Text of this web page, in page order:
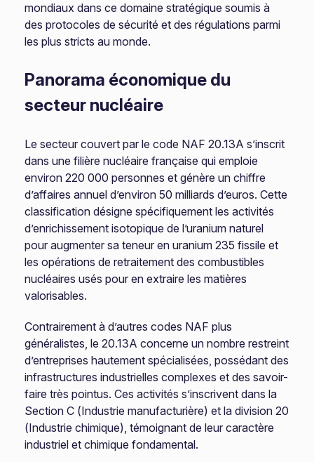
mondiaux dans ce domaine stratégique soumis à
des protocoles de sécurité et des régulations parmi
les plus stricts au monde.
Panorama économique du
secteur nucléaire
Le secteur couvert par le code NAF 20.13A s’inscrit
dans une filière nucléaire française qui emploie
environ 220 000 personnes et génère un chiffre
d’affaires annuel d’environ 50 milliards d’euros. Cette
classification désigne spécifiquement les activités
d’enrichissement isotopique de l’uranium naturel
pour augmenter sa teneur en uranium 235 fissile et
les opérations de retraitement des combustibles
nucléaires usés pour en extraire les matières
valorisables.
Contrairement à d’autres codes NAF plus
généralistes, le 20.13A concerne un nombre restreint
d’entreprises hautement spécialisées, possédant des
infrastructures industrielles complexes et des savoir-
faire très pointus. Ces activités s’inscrivent dans la
Section C (Industrie manufacturière) et la division 20
(Industrie chimique), témoignant de leur caractère
industriel et chimique fondamental.